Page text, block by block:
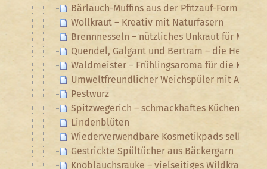
Bärlauch-Muffins aus der Pfitzauf-Form
Wollkraut – Kreativ mit Naturfasern
Brennnesseln – nützliches Unkraut für
Quendel, Galgant und Bertram – die
Waldmeister – Frühlingsaroma für die
Umweltfreundlicher Weichspüler mit
Pestwurz
Spitzwegerich – schmackhaftes Küchenkraft
Lindenblüten
Wiederverwendbare Kosmetikpads selbst
Gestrickte Spültücher aus Bäckergarn
Knoblauchsrauke – vielseitiges Wildkraut